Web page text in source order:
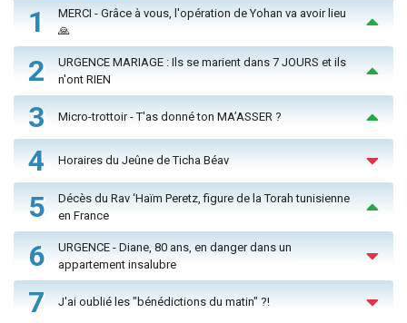
1
MERCI - Grâce à vous, l'opération de Yohan va avoir lieu
🙏
2
URGENCE MARIAGE : Ils se marient dans 7 JOURS et ils
n'ont RIEN
3 Micro-trottoir - T'as donné ton MA’ASSER ?
4 Horaires du Jeûne de Ticha Béav
5
Décès du Rav ‘Haïm Peretz, figure de la Torah tunisienne
en France
6
URGENCE - Diane, 80 ans, en danger dans un
appartement insalubre
7 J'ai oublié les "bénédictions du matin" ?!